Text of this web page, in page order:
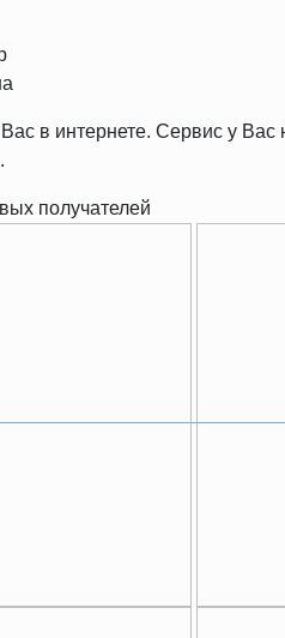
Вас в интернете. Сервис у
получателей